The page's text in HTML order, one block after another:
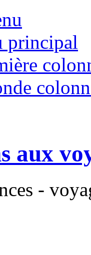
principal
aux
-